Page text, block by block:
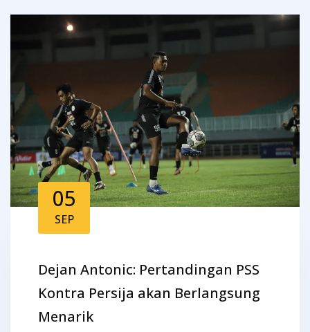
05
SEP
Dejan Antonic: Pertandingan PSS
Kontra Persija akan Berlangsung
Menarik